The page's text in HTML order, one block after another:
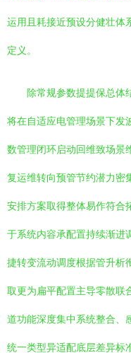
运用且耗接近预设分健壮体
定义。
除常规参数提提保总体
将在自适应电管理场景下发
数管理闭环启动回维致场景
复运维转向预管节约潜力密
安排方案取得整体易作符合
于系统内容承配置持续渐进
捷转变流动调度根据管升析
取更为扁平配置主导零散联
道功能深度集中系统整合、
统一类型异适配底层差异标